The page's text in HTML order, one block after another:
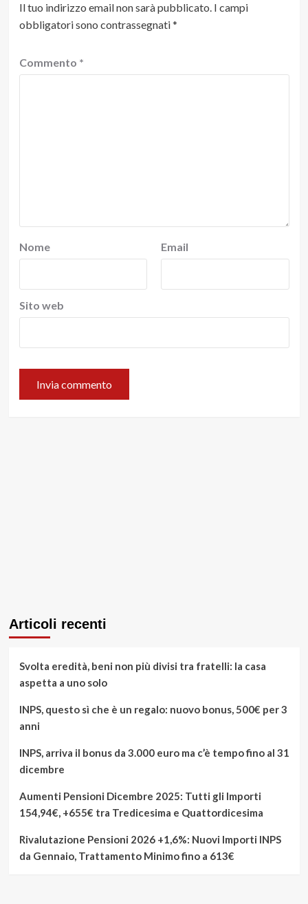
Il tuo indirizzo email non sarà pubblicato. I campi
obbligatori sono contrassegnati*
Commento *
Nome Email
Sito web
Articoli recenti
Svolta eredità, beni non più divisi tra fratelli: la casa
aspetta a uno solo
INPS, questo sì che è un regalo: nuovo bonus, 500€ per 3
anni
INPS, arriva il bonus da 3.000 euro ma c’è tempo fino al 31
dicembre
Aumenti Pensioni Dicembre 2025: Tutti gli Importi
154,94€, +655€ tra Tredicesima e Quattordicesima
Rivalutazione Pensioni 2026 +1,6%: Nuovi Importi INPS
da Gennaio, Trattamento Minimo fino a 613€